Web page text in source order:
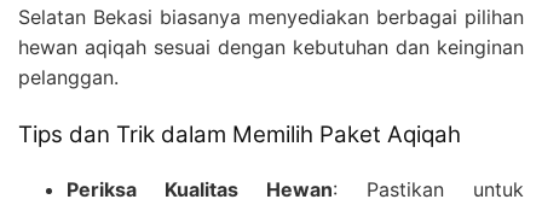
Selatan Bekasi biasanya menyediakan berbagai pilihan
hewan aqiqah sesuai dengan kebutuhan dan keinginan
pelanggan.
Tips dan Trik dalam Memilih Paket Aqiqah
Periksa Kualitas Hewan: Pastikan untuk